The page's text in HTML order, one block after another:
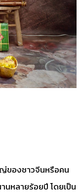
ของชาวจีนหรือคน
นหลายร้อยปี โดยเป็น